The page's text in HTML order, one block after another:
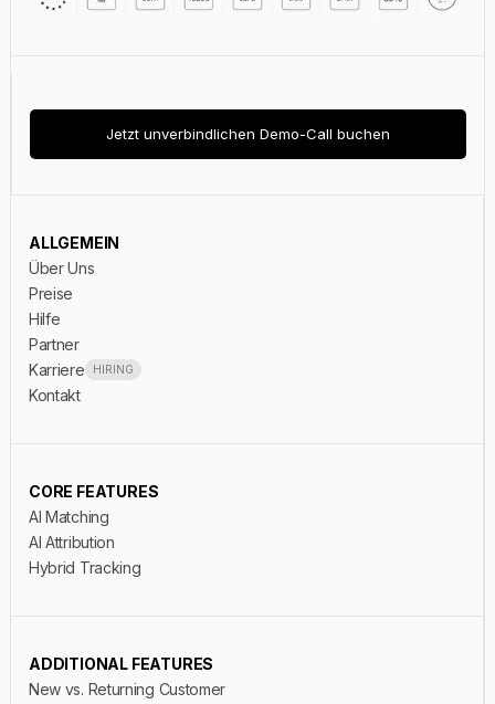
Deine Ergebnisse sind bereit
Gib deine E-Mail-Adresse ein — wir schicken dir die
Jetzt unverbindlichen Demo-Call buchen
ALLGEMEIN
Über Uns
Preise
Hilfe
Partner
Karriere
HIRING
Kontakt
CORE FEATURES
AI Matching
AI Attribution
Hybrid Tracking
ADDITIONAL FEATURES
New vs. Returning Customer